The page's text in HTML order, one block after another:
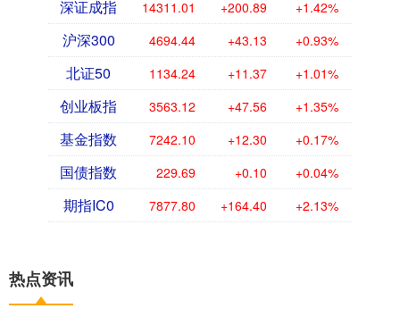
深证成指 14311.01 +200.89 +1.42%
沪深300 4694.44 +43.13 +0.93%
北证50 1134.24 +11.37 +1.01%
创业板指 3563.12 +47.56 +1.35%
基金指数 7242.10 +12.30 +0.17%
国债指数 229.69 +0.10 +0.04%
期指IC0 7877.80 +164.40 +2.13%
热点资讯